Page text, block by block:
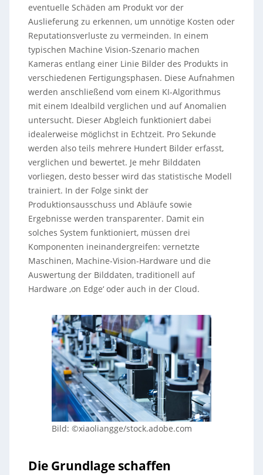
eventuelle Schäden am Produkt vor der
Auslieferung zu erkennen, um unnötige Kosten oder
Reputationsverluste zu vermeinden. In einem
typischen Machine Vision-Szenario machen
Kameras entlang einer Linie Bilder des Produkts in
verschiedenen Fertigungsphasen. Diese Aufnahmen
werden anschließend vom einem KI-Algorithmus
mit einem Idealbild verglichen und auf Anomalien
untersucht. Dieser Abgleich funktioniert dabei
idealerweise möglichst in Echtzeit. Pro Sekunde
werden also teils mehrere Hundert Bilder erfasst,
verglichen und bewertet. Je mehr Bilddaten
vorliegen, desto besser wird das statistische Modell
trainiert. In der Folge sinkt der
Produktionsausschuss und Abläufe sowie
Ergebnisse werden transparenter. Damit ein
solches System funktioniert, müssen drei
Komponenten ineinandergreifen: vernetzte
Maschinen, Machine-Vision-Hardware und die
Auswertung der Bilddaten, traditionell auf
Hardware ‚on Edge‘ oder auch in der Cloud.
Bild: ©xiaoliangge/stock.adobe.com
Die Grundlage schaffen